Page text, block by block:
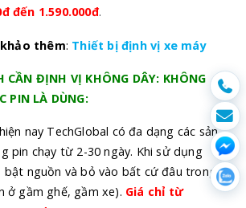
đến 1.590.000đ.
thêm: Thiết bị định vị xe máy
CẦN ĐỊNH VỊ KHÔNG DÂY: KHÔNG
PIN LÀ DÙNG:
nay TechGlobal có đa dạng các sản
pin chạy từ 2-30 ngày. Khi sử dụng
bật nguồn và bỏ vào bất cứ đâu trong xe
ở gầm ghế, gầm xe). Giá chỉ từ